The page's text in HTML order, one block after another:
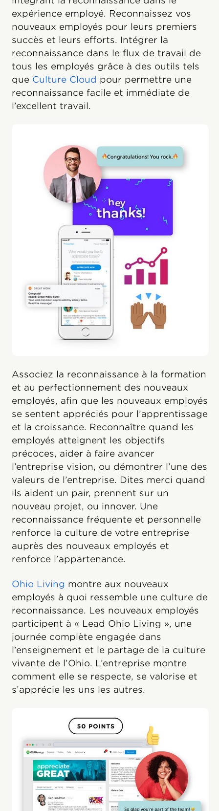
expérience employé. Reconnaissez vos
nouveaux employés pour leurs premiers
succès et leurs efforts. Intégrer la
reconnaissance dans le flux de travail de
tous les employés grâce à des outils tels
que Culture Cloud pour permettre une
reconnaissance facile et immédiate de
l’excellent travail.
Associez la reconnaissance à la formation
et au perfectionnement des nouveaux
employés, afin que les nouveaux employés
se sentent appréciés pour l’apprentissage
et la croissance. Reconnaître quand les
employés atteignent les objectifs
précoces, aider à faire avancer
l’entreprise vision, ou démontrer l’une des
valeurs de l’entreprise. Dites merci quand
ils aident un pair, prennent sur un
nouveau projet, ou innover. Une
reconnaissance fréquente et personnelle
renforce la culture de votre entreprise
auprès des nouveaux employés et
renforce l’appartenance.
Ohio Living montre aux nouveaux
employés à quoi ressemble une culture de
reconnaissance. Les nouveaux employés
participent à « Lead Ohio Living », une
journée complète engagée dans
l’enseignement et le partage de la culture
vivante de l’Ohio. L’entreprise montre
comment elle se respecte, se valorise et
s’apprécie les uns les autres.